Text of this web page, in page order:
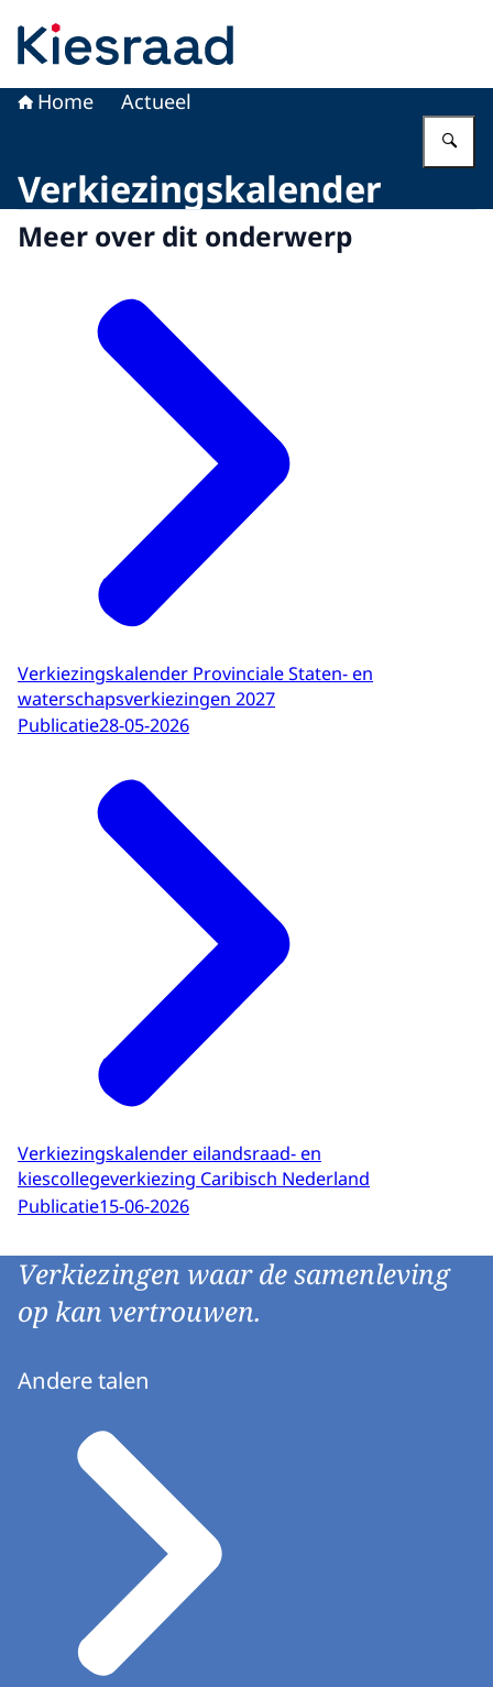
Home Actueel
Verkiezingskalender
Meer over dit onderwerp
Verkiezingskalender Provinciale Staten- en
waterschapsverkiezingen 2027
Publicatie28-05-2026
Verkiezingskalender eilandsraad- en
kiescollegeverkiezing Caribisch Nederland
Publicatie15-06-2026
Verkiezingen waar de samenleving
op kan vertrouwen.
Andere talen